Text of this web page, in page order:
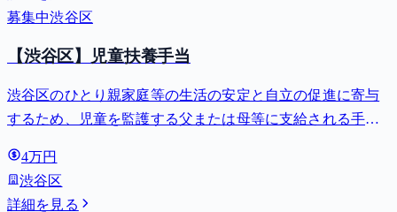
募集中渋谷区
【渋谷区】児童扶養手当
渋谷区のひとり親家庭等の生活の安定と自立の促進に寄与
するため、児童を監護する父または母等に支給される手
4万円
渋谷区
詳細を見る